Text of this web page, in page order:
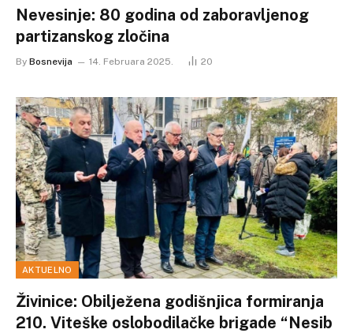
Nevesinje: 80 godina od zaboravljenog
partizanskog zločina
By Bosnevija 14. Februara 2025. 20
AKTUELNO
Živinice: Obilježena godišnjica formiranja
210. Viteške oslobodilačke brigade “Nesib